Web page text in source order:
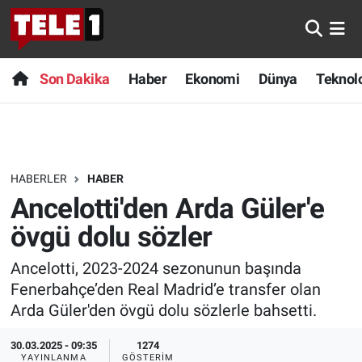
Son Dakika Haber Ekonomi Dünya
HABERLER HABER
Ancelotti'den Arda Güler'e
övgü dolu sözler
Ancelotti, 2023-2024 sezonunun başında
Fenerbahçe’den Real Madrid’e transfer olan
Arda Güler'den övgü dolu sözlerle bahsetti.
30.03.2025 - 09:35
YAYINLANMA
1274
GÖSTERIM
Anında Manşet
Başka Sohbetler
Bilim turu
Bilim ve Teknoloji Evreni
Doğa Konuşuyor
Dünya
Ege Saati
Son Dakika
Haber
Dünya
Teknoloji
Sağlık
Spor
Yayın Akışı
Nöbetçi Eczaneler
Hava Durumu
Trafik Durumu
Süper Lig Puan Durumu ve Fikstür
Tüm Manşetler
Son Dakika Haberleri
Haber Arşivi